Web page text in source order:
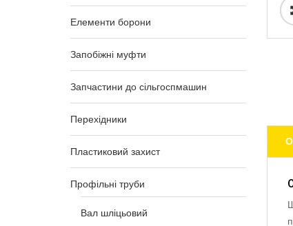
Елементи борони
Запобіжні муфти
Запчастини до сільгоспмашин
Перехідники
Пластиковий захист
Профільні труби
Вал шліцьовий